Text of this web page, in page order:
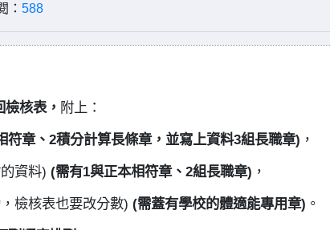
： 588
核表， 附上：
符章、 2積分計算長條章，並寫上資料3組長職章) ，
資料) (需有1與正本相符章、 2組長職章) ，
檢核表也要改分數) (需蓋有學校的體適能專用章) 。